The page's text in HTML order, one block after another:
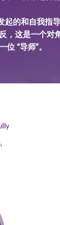
起的和自我指导
，这是一个对
“导师”。